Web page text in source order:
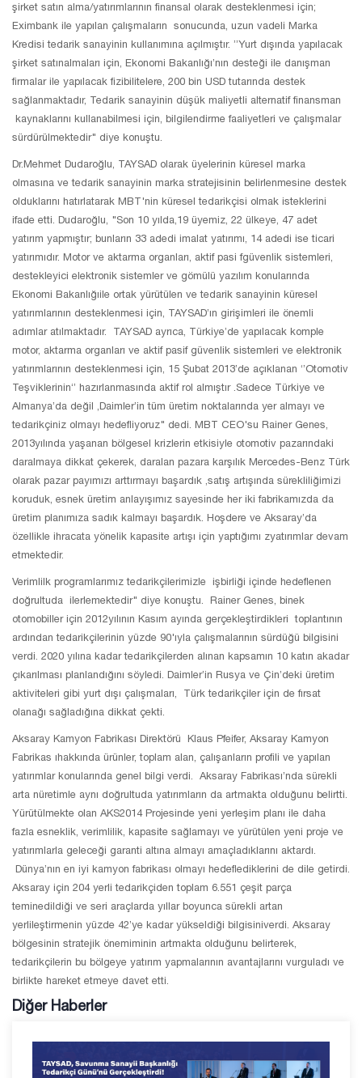
şirket satın alma/yatırımlarının finansal olarak desteklenmesi için;
Eximbank ile yapılan çalışmaların sonucunda, uzun vadeli Marka
Kredisi tedarik sanayinin kullanımına açılmıştır. ”Yurt dışında yapılacak
şirket satınalmaları için, Ekonomi Bakanlığı’nın desteği ile danışman
firmalar ile yapılacak fizibilitelere, 200 bin USD tutarında destek
sağlanmaktadır, Tedarik sanayinin düşük maliyetli alternatif finansman
kaynaklarını kullanabilmesi için, bilgilendirme faaliyetleri ve çalışmalar
sürdürülmektedir" diye konuştu.
Dr.Mehmet Dudaroğlu, TAYSAD olarak üyelerinin küresel marka
olmasına ve tedarik sanayinin marka stratejisinin belirlenmesine destek
olduklarını hatırlatarak MBT'nin küresel tedarikçisi olmak isteklerini
ifade etti. Dudaroğlu, "Son 10 yılda,19 üyemiz, 22 ülkeye, 47 adet
yatırım yapmıştır; bunların 33 adedi imalat yatırımı, 14 adedi ise ticari
yatırımıdır. Motor ve aktarma organları, aktif pasi fgüvenlik sistemleri,
destekleyici elektronik sistemler ve gömülü yazılım konularında
Ekonomi Bakanlığıile ortak yürütülen ve tedarik sanayinin küresel
yatırımlarının desteklenmesi için, TAYSAD’ın girişimleri ile önemli
adımlar atılmaktadır. TAYSAD ayrıca, Türkiye’de yapılacak komple
motor, aktarma organları ve aktif pasif güvenlik sistemleri ve elektronik
yatırımlarının desteklenmesi için, 15 Şubat 2013’de açıklanan ‘’Otomotiv
Teşviklerinin‘’ hazırlanmasında aktif rol almıştır .Sadece Türkiye ve
Almanya’da değil ,Daimler’in tüm üretim noktalarında yer almayı ve
tedarikçiniz olmayı hedefliyoruz" dedi. MBT CEO'su Rainer Genes,
2013yılında yaşanan bölgesel krizlerin etkisiyle otomotiv pazarındaki
daralmaya dikkat çekerek, daralan pazara karşılık Mercedes-Benz Türk
olarak pazar payımızı arttırmayı başardık ,satış artışında sürekliliğimizi
koruduk, esnek üretim anlayışımız sayesinde her iki fabrikamızda da
üretim planımıza sadık kalmayı başardık. Hoşdere ve Aksaray’da
özellikle ihracata yönelik kapasite artışı için yaptığımı zyatırımlar devam
etmektedir.
Verimlilk programlarımız tedarikçilerimizle işbirliği içinde hedeflenen
doğrultuda ilerlemektedir" diye konuştu. Rainer Genes, binek
otomobiller için 2012yılının Kasım ayında gerçekleştirdikleri toplantının
ardından tedarikçilerinin yüzde 90'ıyla çalışmalarının sürdüğü bilgisini
verdi. 2020 yılına kadar tedarikçilerden alınan kapsamın 10 katın akadar
çıkarılması planlandığını söyledi. Daimler’in Rusya ve Çin’deki üretim
aktiviteleri gibi yurt dışı çalışmaları, Türk tedarikçiler için de fırsat
olanağı sağladığına dikkat çekti.
Aksaray Kamyon Fabrikası Direktörü Klaus Pfeifer, Aksaray Kamyon
Fabrikas ıhakkında ürünler, toplam alan, çalışanların profili ve yapılan
yatırımlar konularında genel bilgi verdi. Aksaray Fabrikası’nda sürekli
arta nüretimle aynı doğrultuda yatırımların da artmakta olduğunu belirtti.
Yürütülmekte olan AKS2014 Projesinde yeni yerleşim planı ile daha
fazla esneklik, verimlilik, kapasite sağlamayı ve yürütülen yeni proje ve
yatırımlarla geleceği garanti altına almayı amaçladıklarını aktardı.
Dünya’nın en iyi kamyon fabrikası olmayı hedeflediklerini de dile getirdi.
Aksaray için 204 yerli tedarikçiden toplam 6.551 çeşit parça
teminedildiği ve seri araçlarda yıllar boyunca sürekli artan
yerlileştirmenin yüzde 42’ye kadar yükseldiği bilgisiniverdi. Aksaray
bölgesinin stratejik önemiminin artmakta olduğunu belirterek,
tedarikçilerin bu bölgeye yatırım yapmalarının avantajlarını vurguladı ve
birlikte hareket etmeye davet etti.
Diğer Haberler